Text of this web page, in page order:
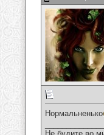
Нормальненько